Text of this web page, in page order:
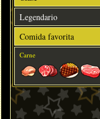
Legendario
Comida favorita
Carne